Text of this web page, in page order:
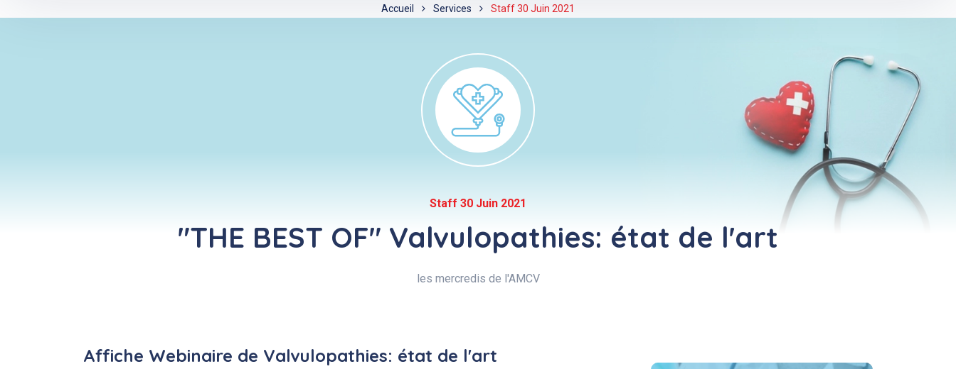
Accueil Services Staff 30 Juin 2021
Staff 30 Juin 2021
"THE BEST OF" Valvulopathies: état de l'art
les mercredis de l'AMCV
Affiche Webinaire de Valvulopathies: état de l'art